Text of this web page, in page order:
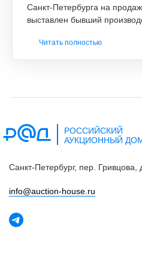
Санкт-Петербурга на
выставлен бывший
Читать полностью
РОССИЙСКИЙ
АУКЦИОННЫЙ
Санкт-Петербург, пер. Гривцова,
info@auctiоn-house.ru